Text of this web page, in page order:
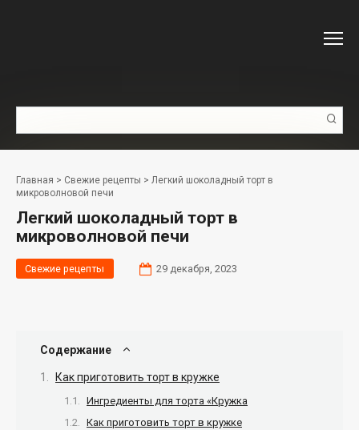
Главная > Свежие рецепты > Легкий шоколадный торт в
микроволновой печи
Легкий шоколадный торт в
микроволновой печи
Свежие рецепты 29 декабря, 2023
Содержание
Как приготовить торт в кружке
Ингредиенты для торта «Кружка
Как приготовить торт в кружке